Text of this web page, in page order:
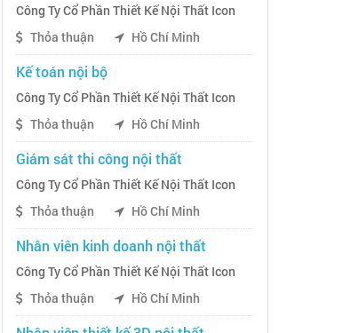
Công Ty Cổ Phần Thiết Kế Nội Thất Icon
Thỏa thuận
Hồ Chí Minh
Kế toán nội bộ
Công Ty Cổ Phần Thiết Kế Nội Thất Icon
Thỏa thuận
Hồ Chí Minh
Giám sát thi công nội thất
Công Ty Cổ Phần Thiết Kế Nội Thất Icon
Thỏa thuận
Hồ Chí Minh
Nhân viên kinh doanh nội thất
Công Ty Cổ Phần Thiết Kế Nội Thất Icon
Thỏa thuận
Hồ Chí Minh